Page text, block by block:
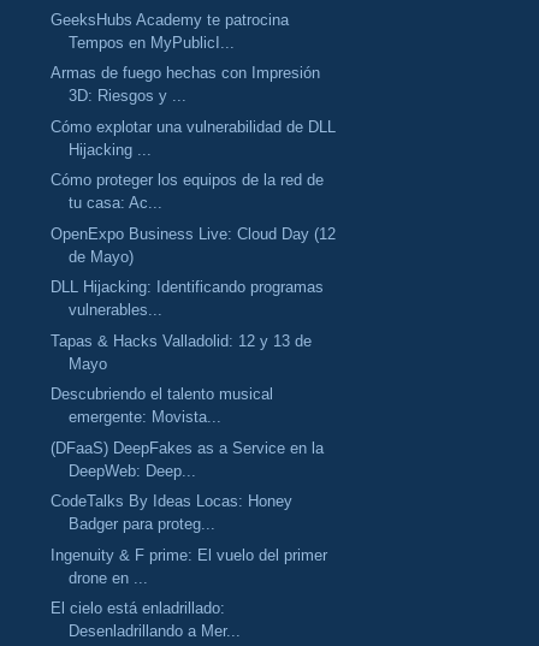
GeeksHubs Academy te patrocina
Tempos en MyPublicI...
Armas de fuego hechas con Impresión
3D: Riesgos y ...
Cómo explotar una vulnerabilidad de DLL
Hijacking ...
Cómo proteger los equipos de la red de
tu casa: Ac...
OpenExpo Business Live: Cloud Day (12
de Mayo)
DLL Hijacking: Identificando programas
vulnerables...
Tapas & Hacks Valladolid: 12 y 13 de
Mayo
Descubriendo el talento musical
emergente: Movista...
(DFaaS) DeepFakes as a Service en la
DeepWeb: Deep...
CodeTalks By Ideas Locas: Honey
Badger para proteg...
Ingenuity & F prime: El vuelo del primer
drone en ...
El cielo está enladrillado:
Desenladrillando a Mer...